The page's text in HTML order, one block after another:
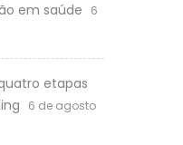
em saúde
6
etapas
6 de agosto